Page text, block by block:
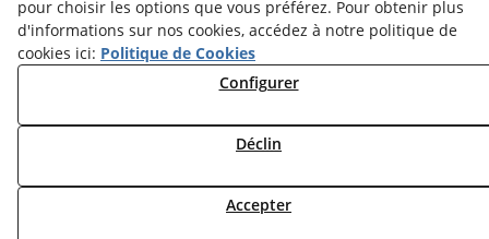
© 08/2026 LAMUSA AGROINDUSTRIAL, S.L. - Tous droits
réservés.
pour choisir les options que vous préférez. Pour obtenir plus
d'informations sur nos cookies, accédez à notre politique de
cookies ici: Politique de Cookies
Configurer
Déclin
Accepter